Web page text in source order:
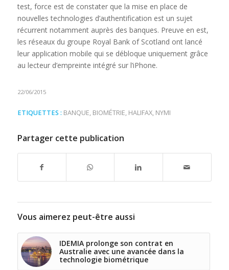
test, force est de constater que la mise en place de
nouvelles technologies d’authentification est un sujet
récurrent notamment auprès des banques. Preuve en est,
les réseaux du groupe Royal Bank of Scotland ont lancé
leur application mobile qui se débloque uniquement grâce
au lecteur d’empreinte intégré sur l’iPhone.
22/06/2015
ETIQUETTES : BANQUE, BIOMÉTRIE, HALIFAX, NYMI
Partager cette publication
Vous aimerez peut-être aussi
IDEMIA prolonge son contrat en
Australie avec une avancée dans la
technologie biométrique